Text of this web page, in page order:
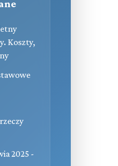
Koszty,
2025 -